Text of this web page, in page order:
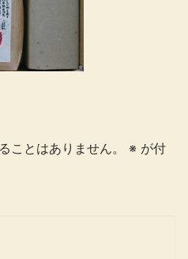
ことはありません。 ※ が付